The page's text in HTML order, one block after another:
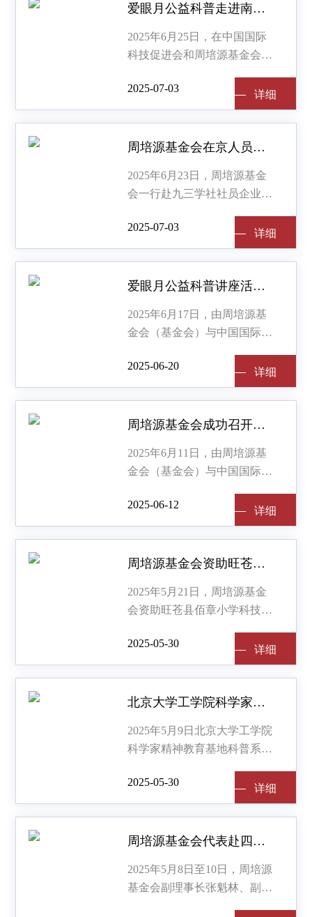
广元市委会主委赖翠兰陪同调
爱眼月公益科普走进南开北京校友会
2025年6月25日，在中国国际
科技促进会和周培源基金会的
亮光明”的爱眼月公益科普讲座
活动首次走进南开北京校友
会，为在京的南开校友及其家
人提供眼健康服务。
2025-07-03
详细
周培源基金会在京人员一行赴世纪东方调研考察
2025年6月23日，周培源基金
会一行赴九三学社社员企业
份有限公司进行调研考察，并
举行签约仪式。
2025-07-03
详细
爱眼月公益科普讲座活动成功召开
2025年6月17日，由周培源基
金会（基金会）与中国国际科
召开的爱眼月公益科普讲座在
光大汇晨养老院成功举行。
2025-06-20
详细
周培源基金会成功召开爱眼月公益科普讲座活动
2025年6月11日，由周培源基
金会（基金会）与中国国际科
召开的爱眼月公益科普讲座在
中国国际科技会展中心成功举
行。
2025-06-12
详细
周培源基金会资助旺苍县佰章小学科技馆项目签约仪式成功举办
2025年5月21日，周培源基金
会资助旺苍县佰章小学科技馆
成功举办。
2025-05-30
详细
北京大学工学院科学家精神教育基地科普系列活动：周培源科学家精神主题展、“科普之翼”主题研讨会成功举行北京大学工学院科学家精神教育基地科普系列活动：周培源科学家精神主题展、“科普之翼”主题研讨会成功举行
2025年5月9日北京大学工学院
科学家精神教育基地科普系列
展、“科普之翼”主题研讨会在
北京大学燕南园60号楼周培源
科学家精神教育基地举行。
2025-05-30
详细
周培源基金会代表赴四川旺苍县佰章小学考察交流
2025年5月8日至10日，周培源
基金会副理事长张魁林、副秘